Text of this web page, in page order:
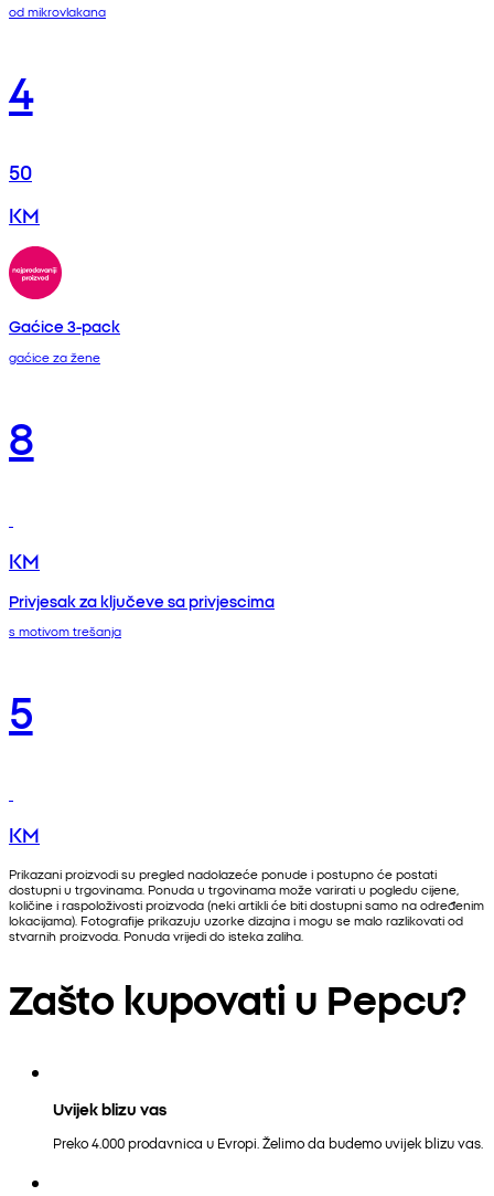
od mikrovlakana
4
50
KM
Gaćice 3-pack
gaćice za žene
8
KM
Privjesak za ključeve sa privjescima
s motivom trešanja
5
KM
Prikazani proizvodi su pregled nadolazeće ponude i postupno će postati
dostupni u trgovinama. Ponuda u trgovinama može varirati u pogledu cijene,
količine i raspoloživosti proizvoda (neki artikli će biti dostupni samo na određenim
lokacijama). Fotografije prikazuju uzorke dizajna i mogu se malo razlikovati od
stvarnih proizvoda. Ponuda vrijedi do isteka zaliha.
Zašto kupovati u Pepcu?
Uvijek blizu vas
Preko 4.000 prodavnica u Evropi. Želimo da budemo uvijek blizu vas.